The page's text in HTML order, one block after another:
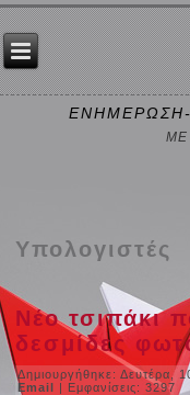
ΕΝΗΜΕΡΩΣΗ-
ΜΕ
Υπολογιστές
Νέο τσιπάκι
δεσμίδες
Δημιουργήθηκε: Δευτέρα,
Email | Εμφανίσεις: 3297